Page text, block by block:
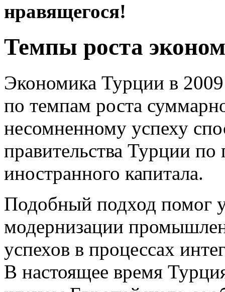
нравящегося!
Темпы роста
Экономика Турции в
по темпам роста
несомненному успеху
правительства Турции
иностранного капитала.
Подобный подход помог
модернизации
успехов в процессах
В настоящее время